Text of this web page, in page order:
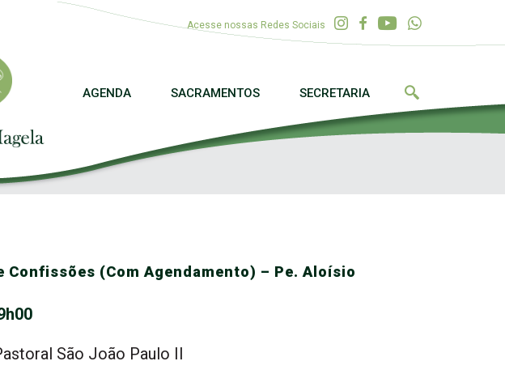
Acesse nossas Redes Sociais
AGENDA SACRAMENTOS SECRETARIA
Confissões (Com Agendamento) – Pe. Aloísio
São João Paulo II